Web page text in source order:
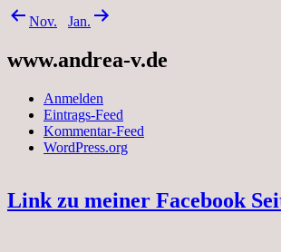
Nov.
Jan.
www.andrea-v.de
Anmelden
Eintrags-Feed
Kommentar-Feed
WordPress.org
Link zu meiner Facebook